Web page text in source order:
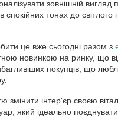
змінити інтер'єр своєю
який ідеально
це вже сьогодні разом з
новинкою на ринку, що
покупців, що
зовнішній вигляд
тонах до світлого